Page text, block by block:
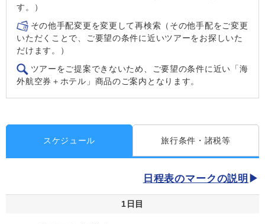
す。）
その他手配変更を変更して再検索（その他手配をご変更
いただくことで、ご要望の条件に近いツアーをお探しいた
だけます。）
ツアーをご提案できないため、ご要望の条件に近い「海
外航空券＋ホテル」商品のご案内となります。
スケジュール 旅行条件・諸税等
日程表のマークの説明
1日目